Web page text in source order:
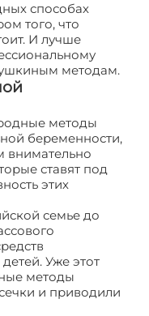
способах
того, что
И лучше
методам.
методы
беременности,
внимательно
ставят под
этих
семье до
Уже этот
методы
и приводили